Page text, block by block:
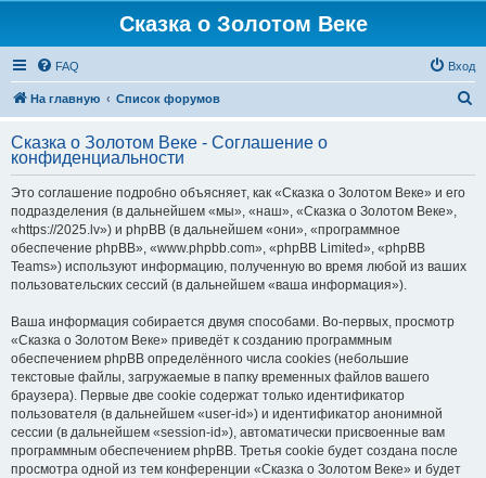
Сказка о Золотом Веке
FAQ Вход
На главную Список форумов
с
Сказка о Золотом Веке - Соглашение о
конфиденциальности
Это соглашение подробно объясняет, как «Сказка о Золотом Веке» и его
подразделения (в дальнейшем «мы», «наш», «Сказка о Золотом Веке»,
«https://2025.lv») и phpBB (в дальнейшем «они», «программное
обеспечение phpBB», «www.phpbb.com», «phpBB Limited», «phpBB
Teams») используют информацию, полученную во время любой из ваших
пользовательских сессий (в дальнейшем «ваша информация»).
Ваша информация собирается двумя способами. Во-первых, просмотр
«Сказка о Золотом Веке» приведёт к созданию программным
обеспечением phpBB определённого числа cookies (небольшие
текстовые файлы, загружаемые в папку временных файлов вашего
браузера). Первые две cookie содержат только идентификатор
пользователя (в дальнейшем «user-id») и идентификатор анонимной
сессии (в дальнейшем «session-id»), автоматически присвоенные вам
программным обеспечением phpBB. Третья cookie будет создана после
просмотра одной из тем конференции «Сказка о Золотом Веке» и будет